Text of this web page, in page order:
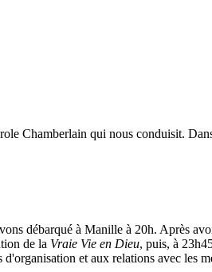
Chamberlain qui nous conduisit.
débarqué à Manille à 20h. Après
de la Vraie Vie en Dieu, puis, à
et aux relations avec les